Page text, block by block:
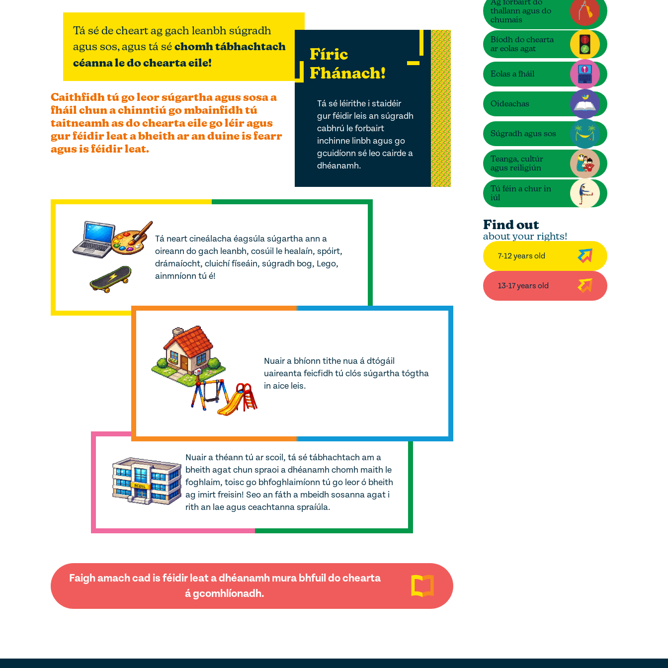
Tá sé de cheart ag gach leanbh súgradh
agus sos, agus tá séchomh tábhachtach
céanna le do chearta eile!
Caithfidh tú go leor súgartha agus sosa a
fháil chun a chinntiú go mbainfidh tú
taitneamh as do chearta eile go léir agus
gur féidir leat a bheith ar an duine is fearr
agus is féidir leat.
Fíric
Fhánach!
Tá sé léirithe i staidéir
gur féidir leis an súgradh
cabhrú le forbairt
inchinne linbh agus go
gcuidíonn sé leo cairde a
dhéanamh.
Tá neart cineálacha éagsúla súgartha ann a
oireann do gach leanbh, cosúil le healaín, spóirt,
drámaíocht, cluichí físeáin, súgradh bog, Lego,
ainmníonn tú é!
Nuair a bhíonn tithe nua á dtógáil
uaireanta feicfidh tú clós súgartha tógtha
in aice leis.
Nuair a théann tú ar scoil, tá sé tábhachtach am a
bheith agat chun spraoi a dhéanamh chomh maith le
foghlaim, toisc go bhfoghlaimíonn tú go leor ó bheith
ag imirt freisin! Seo an fáth a mbeidh sosanna agat i
rith an lae agus ceachtanna spraíúla.
Faigh amach cad is féidir leat a dhéanamh mura bhfuil do chearta
á gcomhlíonadh.
thallann agus do
chumais
Bíodh do chearta
ar eolas agat
Eolas a fháil
Oideachas
Súgradh agus sos
Teanga, cultúr
agus reiligiún
Tú féin a chur in
iúl
Find out
about your rights!
7-12 years old
13-17 years old